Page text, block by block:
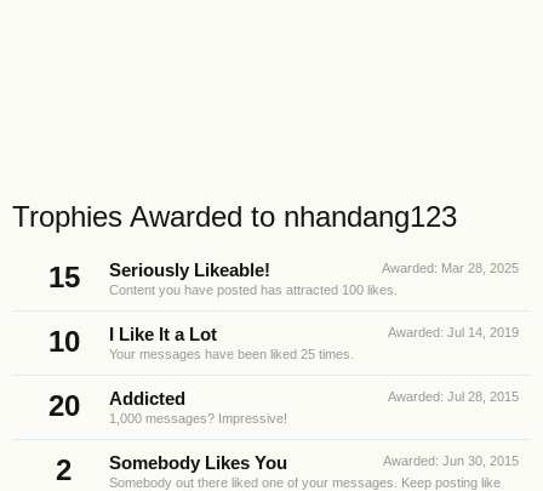
Trophies Awarded to nhandang123
15
Awarded: Mar 28, 2025
Seriously Likeable!
Content you have posted has attracted 100 likes.
10 Awarded: Jul 14, 2019
I Like It a Lot
Your messages have been liked 25 times.
20 Awarded: Jul 28, 2015
Addicted
1,000 messages? Impressive!
2 Awarded: Jun 30, 2015
Somebody Likes You
Somebody out there liked one of your messages. Keep posting like